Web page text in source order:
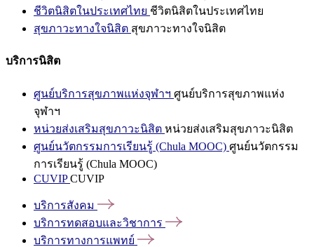
ชีวิตนิสิตในประเทศไทย ชีวิตนิสิตในประเทศไทย
สุขภาวะทางใจนิสิต สุขภาวะทางใจนิสิต
บริการนิสิต
ศูนย์บริการสุขภาพแห่งจุฬาฯ ศูนย์บริการสุขภาพแห่ง
จุฬาฯ
หน่วยส่งเสริมสุขภาวะนิสิต หน่วยส่งเสริมสุขภาวะนิสิต
ศูนย์นวัตกรรมการเรียนรู้ (Chula MOOC) ศูนย์นวัตกรรม
การเรียนรู้ (Chula MOOC)
CUVIPCUVIP
บริการสังคม
บริการทดสอบและวิชาการ
บริการทางการแพทย์